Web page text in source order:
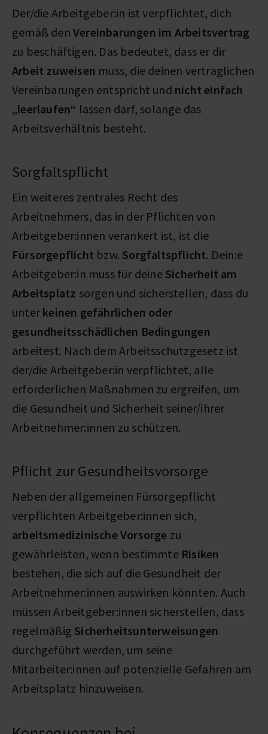
Der/die Arbeitgeber:in ist verpflichtet, dich
gemäß den Vereinbarungen im Arbeitsvertrag
zu beschäftigen. Das bedeutet, dass er dir
Arbeit zuweisen muss, die deinen vertraglichen
Vereinbarungen entspricht und nicht einfach
„leerlaufen“ lassen darf, solange das
Arbeitsverhältnis besteht.
Sorgfaltspflicht
Ein weiteres zentrales Recht des
Arbeitnehmers, das in der Pflichten von
Arbeitgeber:innen verankert ist, ist die
Fürsorgepflicht bzw. Sorgfaltspflicht. Dein:e
Arbeitgeber:in muss für deine Sicherheit am
Arbeitsplatz sorgen und sicherstellen, dass du
unter keinen gefährlichen oder
gesundheitsschädlichen Bedingungen
arbeitest. Nach dem Arbeitsschutzgesetz ist
der/die Arbeitgeber:in verpflichtet, alle
erforderlichen Maßnahmen zu ergreifen, um
die Gesundheit und Sicherheit seiner/ihrer
Arbeitnehmer:innen zu schützen.
Pflicht zur Gesundheitsvorsorge
Neben der allgemeinen Fürsorgepflicht
verpflichten Arbeitgeber:innen sich,
arbeitsmedizinische Vorsorge zu
gewährleisten, wenn bestimmte Risiken
bestehen, die sich auf die Gesundheit der
Arbeitnehmer:innen auswirken könnten. Auch
müssen Arbeitgeber:innen sicherstellen, dass
regelmäßig Sicherheitsunterweisungen
durchgeführt werden, um seine
Mitarbeiter:innen auf potenzielle Gefahren am
Arbeitsplatz hinzuweisen.